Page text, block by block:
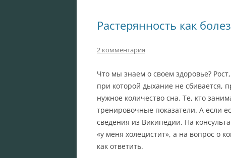
Растерянность как
2 комментария
Что мы знаем о своем здоровье?
при которой дыхание не сбивается,
нужное количество сна. Те, кто
тренировочные показатели. А если
сведения из Википедии. На
«у меня холецистит», а на вопрос о
как ответить.